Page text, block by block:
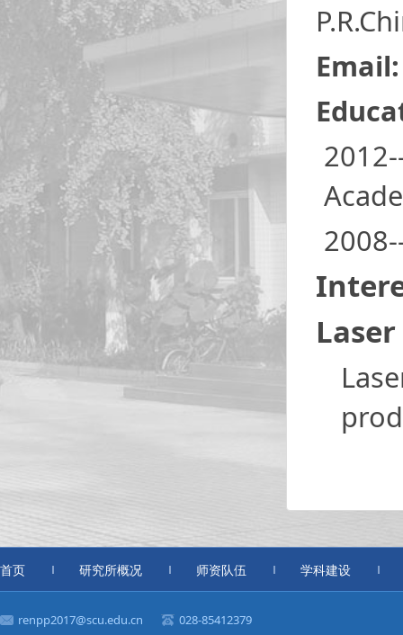
首页 研究所概况 师资队伍 学科建设
renpp2017@scu.edu.cn 028-85412379